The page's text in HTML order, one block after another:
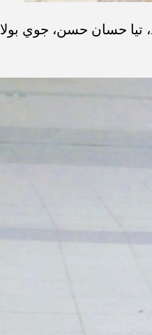
تيا حسان حسن، جوي بولا